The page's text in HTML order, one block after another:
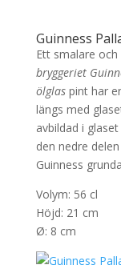
Guinness
Ett smalare
bryggeriet
ölglaspint har
längs med
avbildad i
den nedre
Guinness
Volym: 56 cl
Höjd: 21 cm
Ø: 8 cm